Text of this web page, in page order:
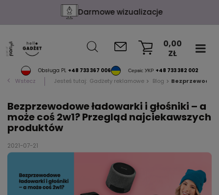
Darmowe wizualizacje
Obsługa PL +48 733 367 006 Сервіс УКР +48 733 382 002
0,00
ZŁ
Wstecz Jesteś tutaj: Gadżety reklamowe Blog
Bezprzewodowe ładowarki i głośniki – a
może coś 2w1? Przegląd najciekawszych
produktów
2021-07-21